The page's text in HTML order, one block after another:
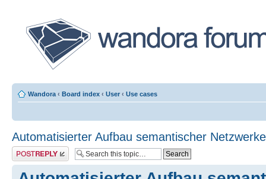
Wandora ‹ Board index ‹ User ‹ Use cases
Automatisierter Aufbau semantischer Netzwerke
Post a reply